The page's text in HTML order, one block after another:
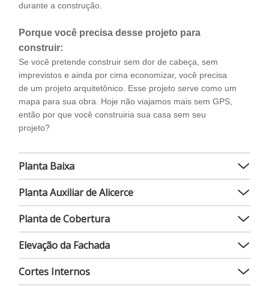
durante a construção.
Porque você precisa desse projeto para
construir:
Se você pretende construir sem dor de cabeça, sem
imprevistos e ainda por cima economizar, você precisa
de um projeto arquitetônico. Esse projeto serve como um
mapa para sua obra. Hoje não viajamos mais sem GPS,
então por que você construiria sua casa sem seu
projeto?
Planta Baixa
Planta Auxiliar de Alicerce
Planta de Cobertura
Elevação da Fachada
Cortes Internos